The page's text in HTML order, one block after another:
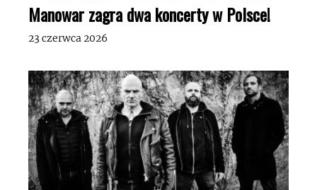
Manowar zagra dwa koncerty w Polsce!
23 czerwca 2026